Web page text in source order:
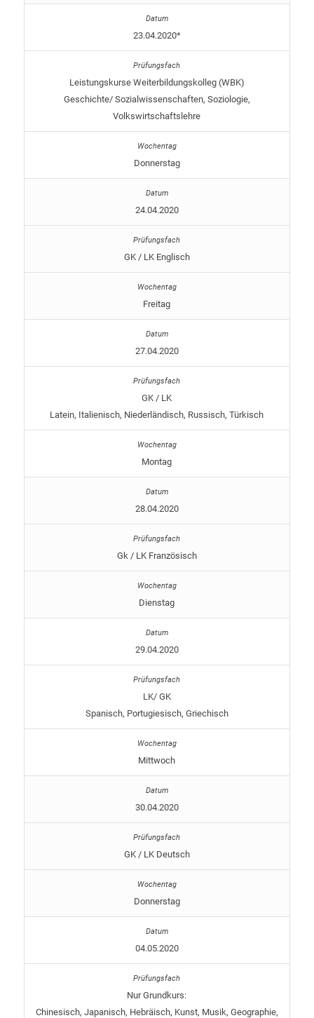
23.04.2020*
Leistungskurse Weiterbildungskolleg (WBK)
Geschichte/ Sozialwissenschaften, Soziologie,
Volkswirtschaftslehre
Donnerstag
24.04.2020
GK / LK Englisch
Freitag
27.04.2020
GK / LK
Latein, Italienisch, Niederländisch, Russisch, Türkisch
Montag
28.04.2020
Gk / LK Französisch
Dienstag
29.04.2020
LK/ GK
Spanisch, Portugiesisch, Griechisch
Mittwoch
30.04.2020
GK / LK Deutsch
Donnerstag
04.05.2020
Nur Grundkurs:
Chinesisch, Japanisch, Hebräisch, Kunst, Musik, Geographie,